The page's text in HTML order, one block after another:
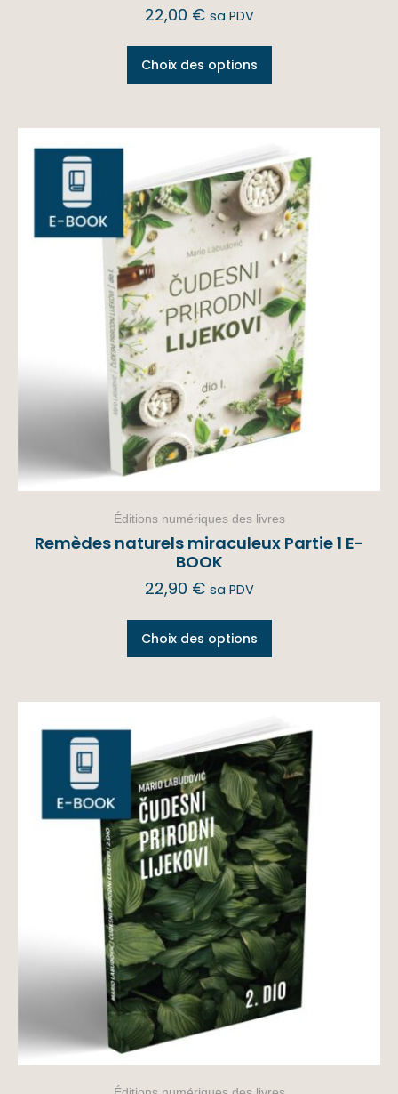
22,00 € sa PDV
Choix des options
Éditions numériques des livres
Remèdes naturels miraculeux Partie 1 E-
BOOK
22,90 € sa PDV
Choix des options